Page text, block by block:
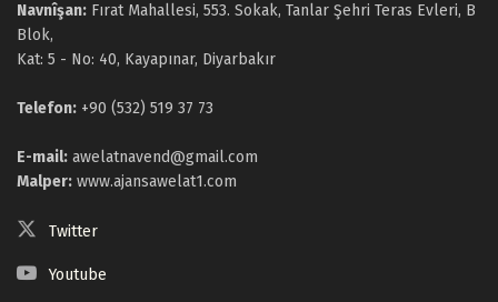
Navnîşan: Fırat Mahallesi, 553. Sokak, Tanlar Şehri Teras Evleri, B
Blok,
Kat: 5 - No: 40, Kayapınar, Diyarbakır
Telefon: +90 (532) 519 37 73
E-mail: awelatnavend@gmail.com
Malper: www.ajansawelat1.com
Twitter
Youtube